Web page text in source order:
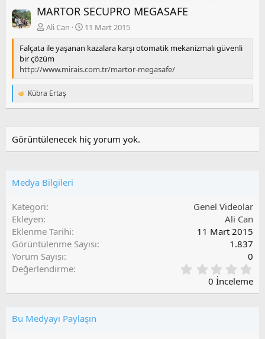
e
k
MARTOR SECUPRO MEGASAFE
Ali Can
11 Mart 2015
Falçata ile yaşanan kazalara karşı otomatik mekanizmalı güvenli
bir çözüm
http://www.mirais.com.tr/martor-megasafe/
T
e
k
i
l
e
:
Kübra Ertaş
Görüntülenecek hiç yorum yok.
Medya Bilgileri
Kategori
Genel Videolar
Ekleyen
Ali Can
Eklenme Tarihi
11 Mart 2015
Görüntülenme Sayısı
1.837
Yorum Sayısı
0
Değerlendirme
,
O
0 İnceleme
Bu Medyayı Paylaşın